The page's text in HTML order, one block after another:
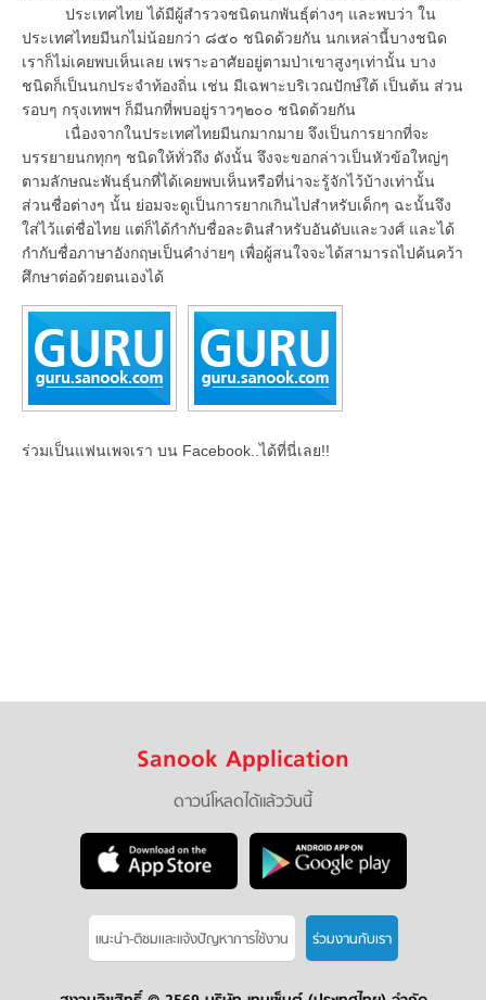
ประเทศไทย ได้มีผู้สำรวจชนิดนกพันธุ์ต่างๆ และพบว่า ใน
ประเทศไทยมีนกไม่น้อยกว่า ๘๕๐ ชนิดด้วยกัน นกเหล่านี้บางชนิด
เราก็ไม่เคยพบเห็นเลย เพราะอาศัยอยู่ตามป่าเขาสูงๆเท่านั้น บาง
ชนิดก็เป็นนกประจำท้องถิ่น เช่น มีเฉพาะบริเวณปักษ์ใต้ เป็นต้น ส่วน
รอบๆ กรุงเทพฯ ก็มีนกที่พบอยู่ราวๆ๒๐๐ ชนิดด้วยกัน
เนื่องจากในประเทศไทยมีนกมากมาย จึงเป็นการยากที่จะ
บรรยายนกทุกๆ ชนิดให้ทั่วถึง ดังนั้น จึงจะขอกล่าวเป็นหัวข้อใหญ่ๆ
ตามลักษณะพันธุ์นกที่ได้เคยพบเห็นหรือที่น่าจะรู้จักไว้บ้างเท่านั้น
ส่วนชื่อต่างๆ นั้น ย่อมจะดูเป็นการยากเกินไปสำหรับเด็กๆ ฉะนั้นจึง
ใส่ไว้แต่ชื่อไทย แต่ก็ได้กำกับชื่อละตินสำหรับอันดับและวงศ์ และได้
กำกับชื่อภาษาอังกฤษเป็นคำง่ายๆ เพื่อผู้สนใจจะได้สามารถไปค้นคว้า
ศึกษาต่อด้วยตนเองได้
ร่วมเป็นแฟนเพจเรา บน Facebook..ได้ที่นี่เลย!!
Sanook Application
ดาวน์โหลดได้แล้ววันนี้
แนะนำ-ติชมเเละแจ้งปัญหาการใช้งาน ร่วมงานกับเรา